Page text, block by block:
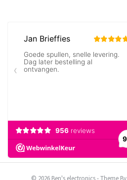
© 2026 Ben's electronics - Theme By